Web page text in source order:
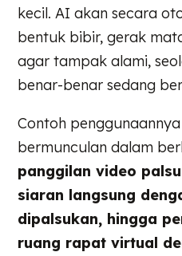
kecil. AI akan secara
bentuk bibir, gerak
agar tampak alami,
benar-benar sedang
Contoh
bermunculan dalam
panggilan video
siaran langsung
dipalsukan, hingga
ruang rapat virtual